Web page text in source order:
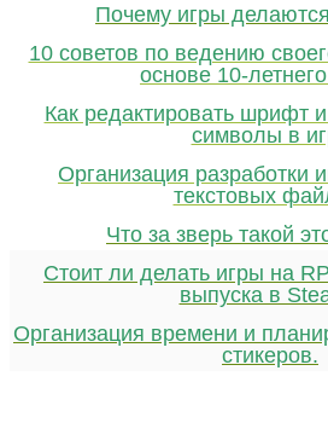
Почему игры
10 советов по ведению
основе 10-
Как редактировать шрифт
символы в
Организация разработки
текстовых
Что за зверь такой
Стоит ли делать игры на
выпуска в
Организация времени и
стикеров.